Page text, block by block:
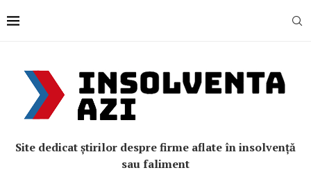
Site dedicat știrilor despre firme aflate în insolvență
sau faliment